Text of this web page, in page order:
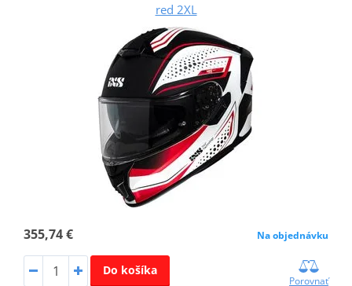
red 2XL
355,74 € Na objednávku
Do košíka
Porovnať